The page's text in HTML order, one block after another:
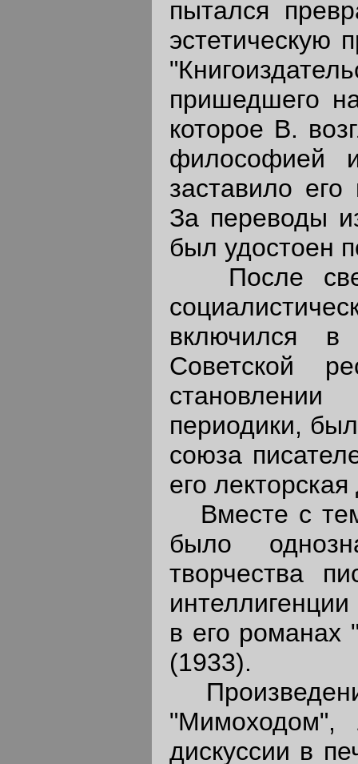
пытался
эстетическую
пришедшего
которое В.
философией
заставило
За переводы
был удостоен
После
включился в
Советской
периодики,
союза
его
Вместе с
было
творчества
в его романах
(1933).
дискуссии в